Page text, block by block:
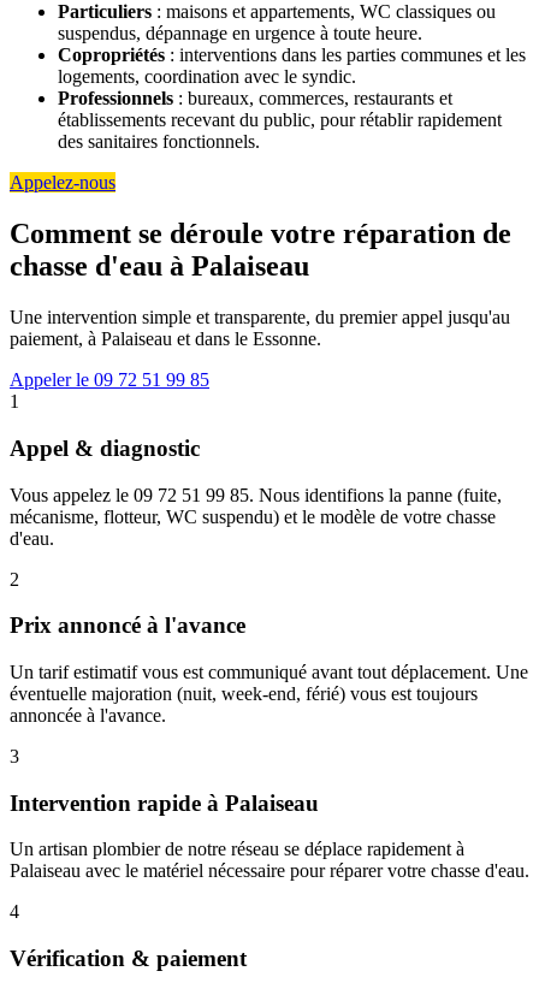
Particuliers : maisons et appartements, WC classiques ou
suspendus, dépannage en urgence à toute heure.
Copropriétés : interventions dans les parties communes et les
logements, coordination avec le syndic.
Professionnels : bureaux, commerces, restaurants et
établissements recevant du public, pour rétablir rapidement
des sanitaires fonctionnels.
Appelez-nous
Comment se déroule votre réparation de
chasse d'eau à Palaiseau
Une intervention simple et transparente, du premier appel jusqu'au
paiement, à Palaiseau et dans le Essonne.
Appeler le 09 72 51 99 85
1
Appel & diagnostic
Vous appelez le 09 72 51 99 85. Nous identifions la panne (fuite,
mécanisme, flotteur, WC suspendu) et le modèle de votre chasse
d'eau.
2
Prix annoncé à l'avance
Un tarif estimatif vous est communiqué avant tout déplacement. Une
éventuelle majoration (nuit, week-end, férié) vous est toujours
annoncée à l'avance.
3
Intervention rapide à Palaiseau
Un artisan plombier de notre réseau se déplace rapidement à
Palaiseau avec le matériel nécessaire pour réparer votre chasse d'eau.
4
Vérification & paiement